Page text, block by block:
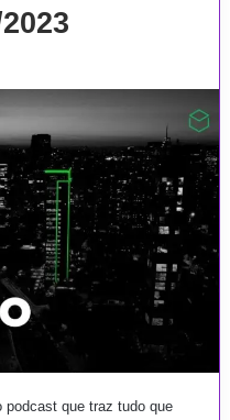
podcast que traz tudo que